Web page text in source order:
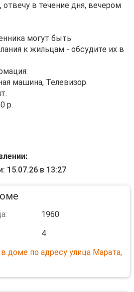
в течение дня, вечером
могут быть
к жильцам - обсудите их в
машина, Телевизор.
р.
15.07.26 в 13:27
1960
4
доме по адресу улица Марата,